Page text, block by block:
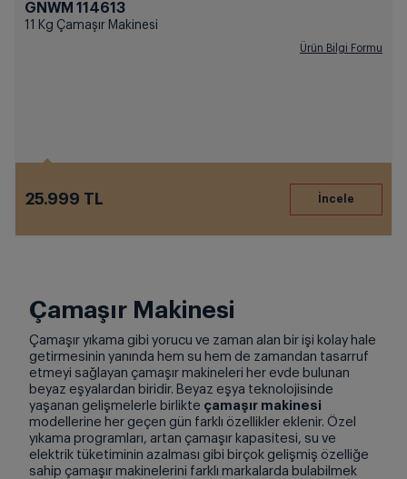
GNWM 114613
11 Kg Çamaşır Makinesi
Ürün Bilgi Formu
25.999 TL
Çamaşır Makinesi
Çamaşır yıkama gibi yorucu ve zaman alan bir işi kolay hale
getirmesinin yanında hem su hem de zamandan tasarruf
etmeyi sağlayan çamaşır makineleri her evde bulunan
beyaz eşyalardan biridir. Beyaz eşya teknolojisinde
yaşanan gelişmelerle birlikte çamaşır makinesi
modellerine her geçen gün farklı özellikler eklenir. Özel
yıkama programları, artan çamaşır kapasitesi, su ve
elektrik tüketiminin azalması gibi birçok gelişmiş özelliğe
sahip çamaşır makinelerini farklı markalarda bulabilmek